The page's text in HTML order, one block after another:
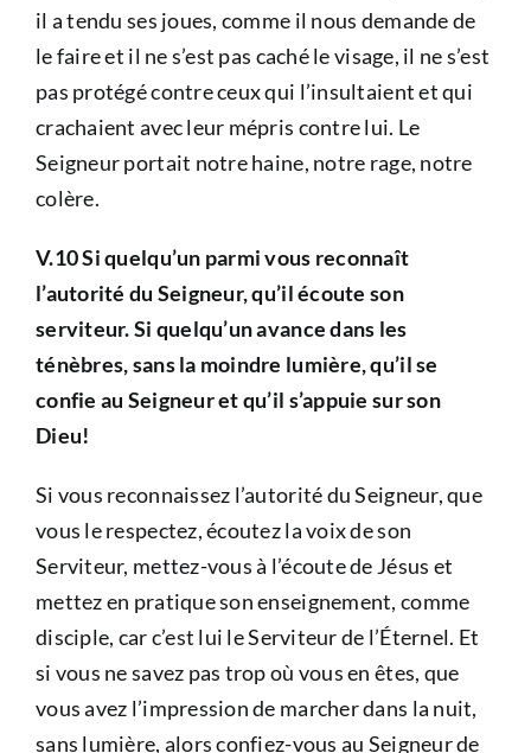
il a tendu ses joues, comme il nous demande de
le faire et il ne s’est pas caché le visage, il ne s’est
pas protégé contre ceux qui l’insultaient et qui
crachaient avec leur mépris contre lui. Le
Seigneur portait notre haine, notre rage, notre
colère.
V.10 Si quelqu’un parmi vous reconnaît
l’autorité du Seigneur, qu’il écoute son
serviteur. Si quelqu’un avance dans les
ténèbres, sans la moindre lumière, qu’il se
confie au Seigneur et qu’il s’appuie sur son
Dieu!
Si vous reconnaissez l’autorité du Seigneur, que
vous le respectez, écoutez la voix de son
Serviteur, mettez-vous à l’écoute de Jésus et
mettez en pratique son enseignement, comme
disciple, car c’est lui le Serviteur de l’Éternel. Et
si vous ne savez pas trop où vous en êtes, que
vous avez l’impression de marcher dans la nuit,
sans lumière, alors confiez-vous au Seigneur de